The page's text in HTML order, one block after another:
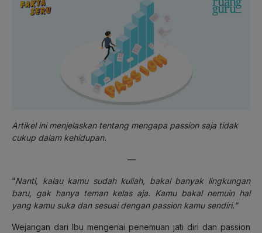
Artikel ini menjelaskan tentang mengapa passion saja tidak
cukup dalam kehidupan.
—
“Nanti, kalau kamu sudah kuliah, bakal banyak lingkungan
baru, gak hanya teman kelas aja. Kamu bakal nemuin hal
yang kamu suka dan sesuai dengan passion kamu sendiri.”
Wejangan dari Ibu mengenai penemuan jati diri dan passion